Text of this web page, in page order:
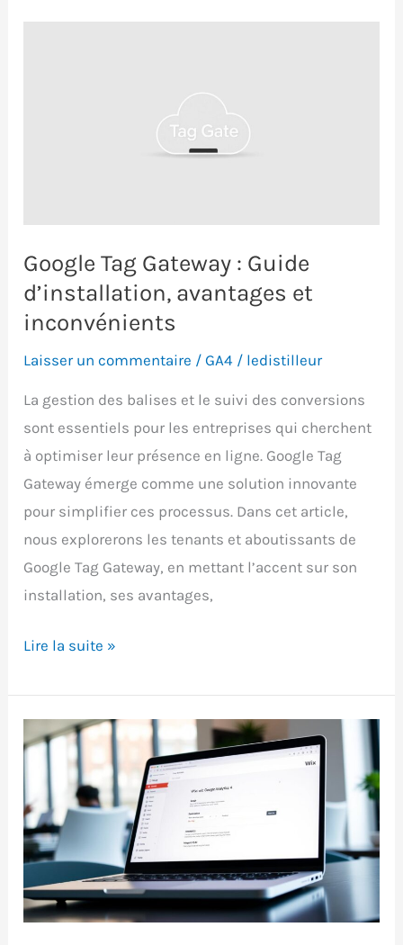
Google Tag Gateway : Guide
d’installation, avantages et
inconvénients
Laisser un commentaire /GA4 / ledistilleur
La gestion des balises et le suivi des conversions
sont essentiels pour les entreprises qui cherchent
à optimiser leur présence en ligne. Google Tag
Gateway émerge comme une solution innovante
pour simplifier ces processus. Dans cet article,
nous explorerons les tenants et aboutissants de
Google Tag Gateway, en mettant l’accent sur son
installation, ses avantages,
Google
Gateway
Guide
d’installation,
avantages
et
inconvénients
Lire la suite »